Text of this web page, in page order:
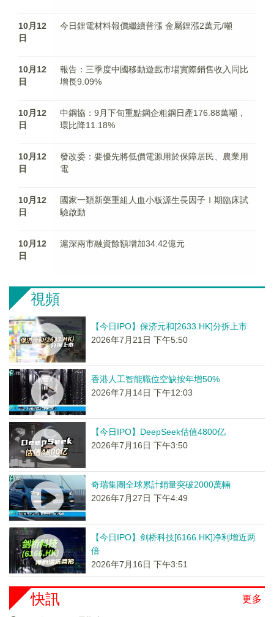
10月12
日
今日鋰電材料報價繼續普漲 金屬鋰漲2萬元/噸
10月12
日
報告：三季度中國移動遊戲市場實際銷售收入同比
增長9.09%
10月12
日
中鋼協：9月下旬重點鋼企粗鋼日產176.88萬噸，
環比降11.18%
10月12
日
發改委：要優先將低價電源用於保障居民、農業用
電
10月12
日
國家一類新藥重組人血小板源生長因子Ⅰ期臨床試
驗啟動
10月12
日
滬深兩市融資餘額增加34.42億元
視頻
【今日IPO】保济元和[2633.HK]分拆上市
2026年7月21日 下午5:50
香港人工智能職位空缺按年增50%
2026年7月14日 下午12:03
【今日IPO】DeepSeek估值4800亿
2026年7月16日 下午3:50
奇瑞集團全球累計銷量突破2000萬輛
2026年7月27日 下午4:49
【今日IPO】剑桥科技[6166.HK]净利增近两
倍
2026年7月16日 下午3:51
更多
快訊